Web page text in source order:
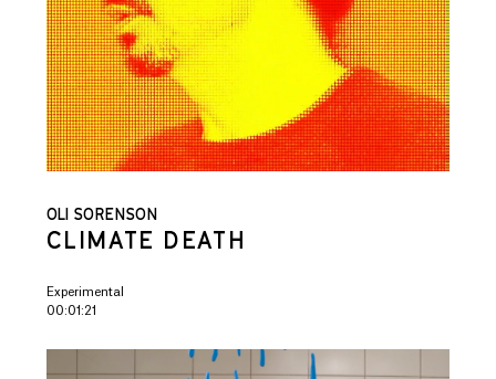
OLI SORENSON
CLIMATE DEATH
Experimental
00:01:21